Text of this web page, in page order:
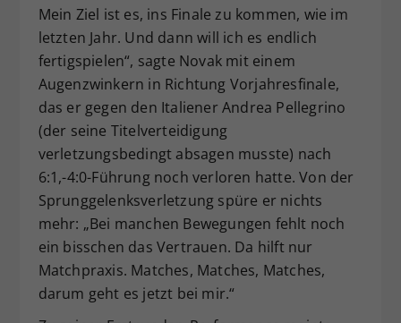
Mein Ziel ist es, ins Finale zu kommen, wie im
letzten Jahr. Und dann will ich es endlich
fertigspielen“, sagte Novak mit einem
Augenzwinkern in Richtung Vorjahresfinale,
das er gegen den Italiener Andrea Pellegrino
(der seine Titelverteidigung
verletzungsbedingt absagen musste) nach
6:1,-4:0-Führung noch verloren hatte. Von der
Sprunggelenksverletzung spüre er nichts
mehr: „Bei manchen Bewegungen fehlt noch
ein bisschen das Vertrauen. Da hilft nur
Matchpraxis. Matches, Matches, Matches,
darum geht es jetzt bei mir.“